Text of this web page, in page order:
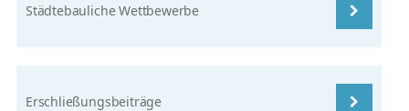
Städtebauliche Wettbewerbe
Erschließungsbeiträge